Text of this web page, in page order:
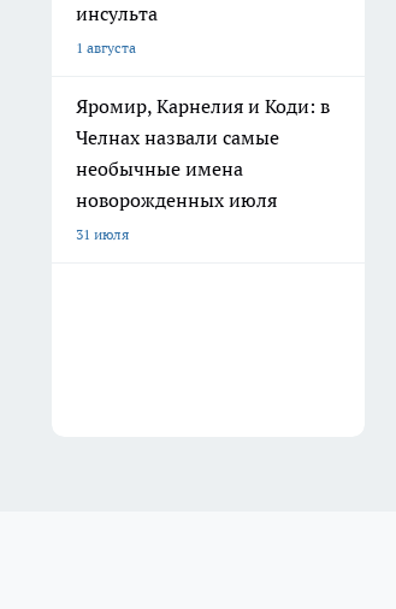
инсульта
1 августа
Яромир, Карнелия и Коди: в
Челнах назвали самые
необычные имена
новорожденных июля
31 июля